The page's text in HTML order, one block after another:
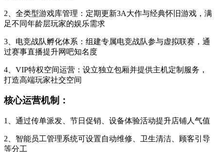
2、全类型游戏库管理：定期更新3A大作与经典怀旧游戏，满
足不同年龄层玩家的娱乐需求
3、电竞战队孵化体系：组建专属电竞战队参与虚拟联赛，通
过赛事直播提升网吧知名度
4、VIP特权空间运营：设立独立包厢并提供主机定制服务，
打造高端玩家社交空间
核心运营机制：
1、通过传单派发、节日促销、设备体验活动提升店铺人气值
2、智能员工管理系统可设置自动维修、卫生清洁、顾客引导
等分工